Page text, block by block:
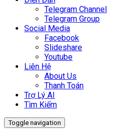
Telegram Channel
Telegram Group
Social Media
Facebook
Slideshare
Youtube
Liên Hệ
About Us
Thanh Toán
Trợ Lý AI
Tìm Kiếm
Toggle navigation